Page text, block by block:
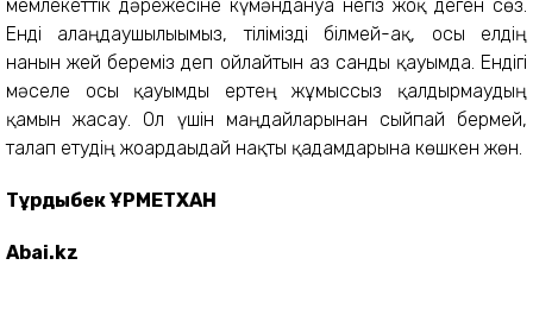
мемлекеттік дәрежесіне күмәндануға негіз жоқ деген сөз.
Енді алаңдаушылығымыз, тілімізді білмей-ақ, осы елдің
нанын жей береміз деп ойлайтын аз санды қауымда. Ендігі
мәселе осы қауымды ертең жұмыссыз қалдырмаудың
қамын жасау. Ол үшін маңдайларынан сыйпай бермей,
талап етудің жоғардағыдай нақты қадамдарына көшкен жөн.
Тұрдыбек ҚҰРМЕТХАН
Abai.kz